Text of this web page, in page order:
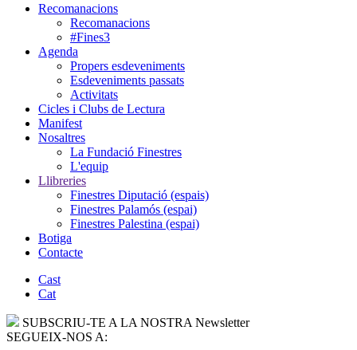
Recomanacions
Recomanacions
#Fines3
Agenda
Propers esdeveniments
Esdeveniments passats
Activitats
Cicles i Clubs de Lectura
Manifest
Nosaltres
La Fundació Finestres
L'equip
Llibreries
Finestres Diputació (espais)
Finestres Palamós (espai)
Finestres Palestina (espai)
Botiga
Contacte
Cast
Cat
SUBSCRIU-TE A LA NOSTRA Newsletter
SEGUEIX-NOS A: